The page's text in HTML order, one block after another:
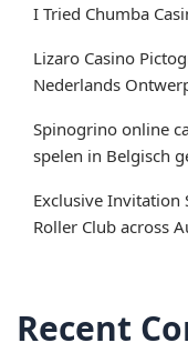
I Tried Chumba
Lizaro Casino
Nederlands
Spinogrino online
spelen in Belgisch
Exclusive Invitation
Roller Club across
Recent